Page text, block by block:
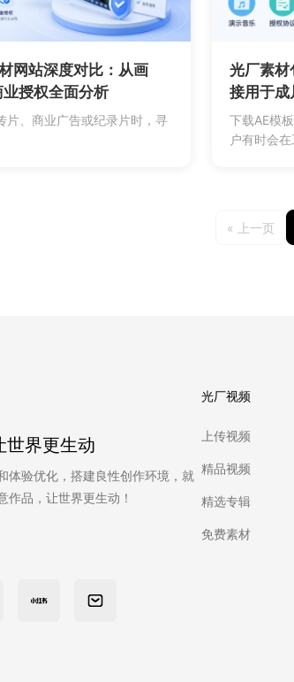
网站深度对比：从画
授权全面分析
片、商业广告或纪录片时，寻
光厂素材
接用于成
说明
下载AE模
户有时会
« 上一页
世界更生动
体验优化，搭建良性创作环境，就
作品，让世界更生动！
光厂视频
上传视频
精品视频
精选专辑
免费素材